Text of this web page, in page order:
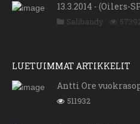
13.3.2014 - (Oilers-
Salibandy
LUETUIMMAT ARTIKKELIT
Antti Ore
511932